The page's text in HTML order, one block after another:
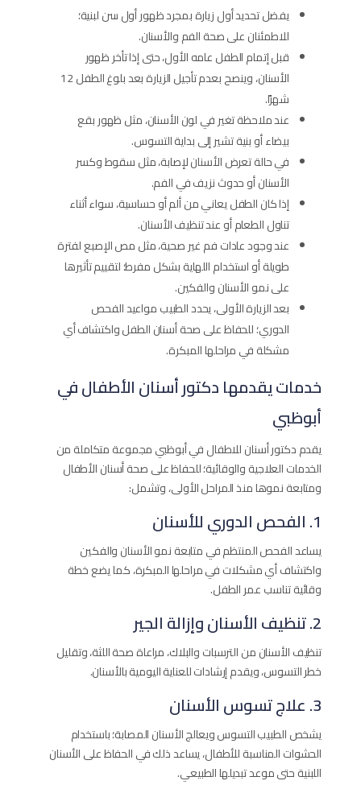
يفضل تحديد أول زيارة بمجرد ظهور أول سن لبنية؛
للاطمئنان على صحة الفم والأسنان.
قبل إتمام الطفل عامه الأول، حتى إذا تأخر ظهور
الأسنان، وينصح بعدم تأجيل الزيارة بعد بلوغ الطفل 12
شهرًا.
عند ملاحظة تغير في لون الأسنان، مثل ظهور بقع
بيضاء أو بنية تشير إلى بداية التسوس.
في حالة تعرض الأسنان لإصابة، مثل سقوط وكسر
الأسنان أو حدوث نزيف في الفم.
إذا كان الطفل يعاني من ألم أو حساسية، سواء أثناء
تناول الطعام أو عند تنظيف الأسنان.
عند وجود عادات فم غير صحية، مثل مص الإصبع لفترة
طويلة أو استخدام اللهاية بشكل مفرط؛ لتقييم تأثيرها
على نمو الأسنان والفكين.
بعد الزيارة الأولى، يحدد الطبيب مواعيد الفحص
الدوري؛ للحفاظ على صحة أسنان الطفل واكتشاف أي
مشكلة في مراحلها المبكرة.
خدمات يقدمها دكتور أسنان الأطفال في
أبوظبي
يقدم دكتور أسنان للاطفال في أبوظبي مجموعة متكاملة من
الخدمات العلاجية والوقائية؛ للحفاظ على صحة أسنان الأطفال
ومتابعة نموها منذ المراحل الأولى، وتشمل:
1. الفحص الدوري للأسنان
يساعد الفحص المنتظم في متابعة نمو الأسنان والفكين
واكتشاف أي مشكلات في مراحلها المبكرة، كما يضع خطة
وقائية تناسب عمر الطفل.
2. تنظيف الأسنان وإزالة الجير
تنظيف الأسنان من الترسبات والبلاك، مراعاة صحة اللثة، وتقليل
خطر التسوس، ويقدم إرشادات للعناية اليومية بالأسنان.
3. علاج تسوس الأسنان
يشخص الطبيب التسوس ويعالج الأسنان المصابة؛ باستخدام
الحشوات المناسبة للأطفال، يساعد ذلك في الحفاظ على الأسنان
اللبنية حتى موعد تبديلها الطبيعي.